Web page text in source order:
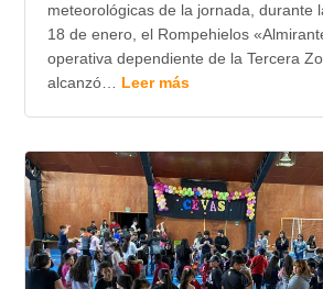
meteorológicas de la jornada, durante
18 de enero, el Rompehielos
operativa dependiente de la Tercera
alcanzó… Leer más